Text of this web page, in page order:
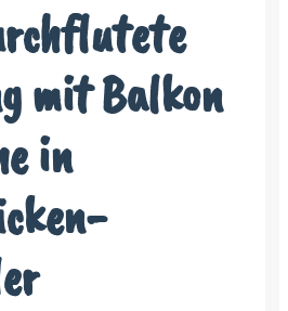
mit Balkon
in